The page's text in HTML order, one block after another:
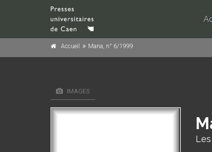
Accueil Mana, n° 6/1999
IMAGES